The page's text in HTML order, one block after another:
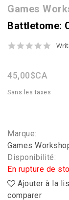
Games
Battletome:
0.0
45,00$CA
Sans les taxes
Marque:
Games
Disponibilité:
En rupture de
Ajouter à la
comparer